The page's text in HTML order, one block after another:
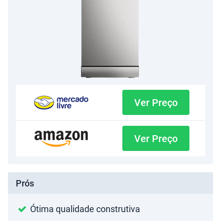
Ver Preço
Ver Preço
Prós
Ótima qualidade construtiva